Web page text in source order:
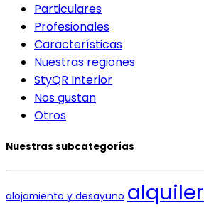
Particulares
Profesionales
Características
Nuestras regiones
StyQR Interior
Nos gustan
Otros
Nuestras subcategorías
alojamiento y desayuno alquiler